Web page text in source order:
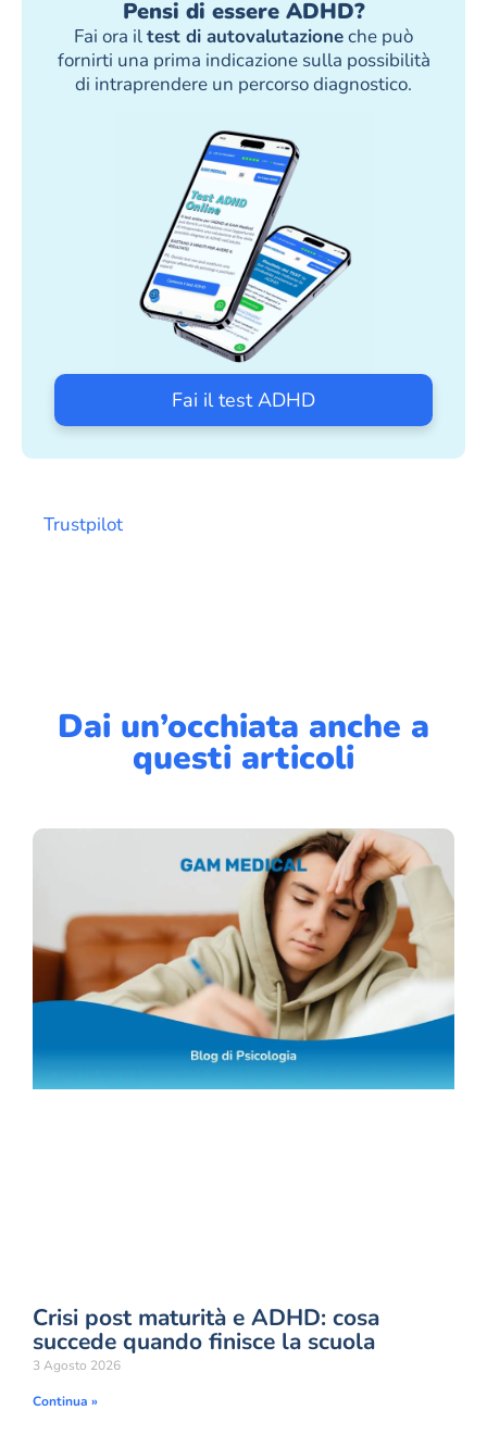
Pensi di essere ADHD?
Fai ora iltest di autovalutazioneche può
fornirti una prima indicazione sulla possibilità
di intraprendere un percorso diagnostico.
Fai il test ADHD
Trustpilot
Dai un’occhiata anche a
questi articoli
Crisi post maturità e ADHD: cosa
succede quando finisce la scuola
3 Agosto 2026
Continua »